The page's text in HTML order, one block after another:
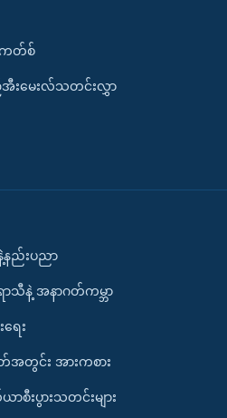
ကတ်စ်
အီးမေးလ်သတင်းလွှာ
နည်းပညာ
သီနဲ့ အနာဂတ်ကမ္ဘာ
ရေး
တွင်း အားကစား
စီးပွားသတင်းများ